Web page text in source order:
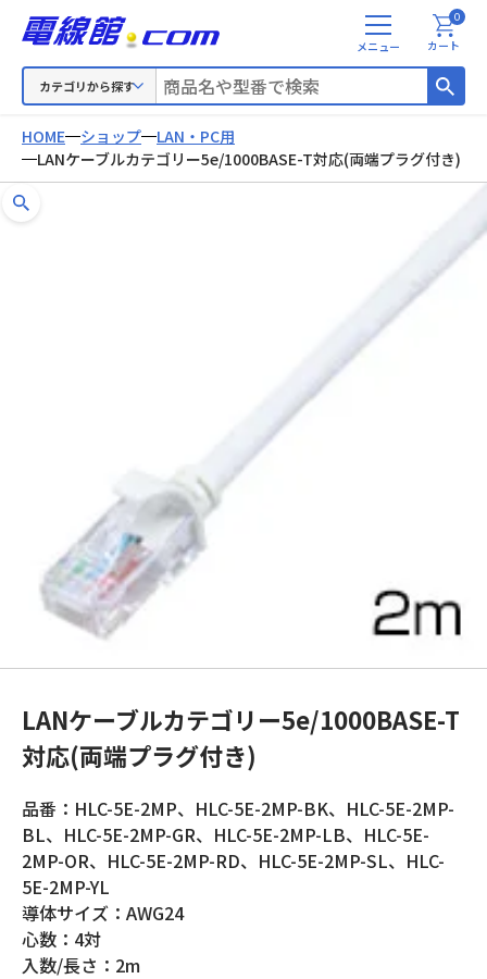
カテゴリから探す
メ
ニ
カート
0
HOME ショップ
LAN・PC用
LANケーブルカテゴリー5e/1000BASE-T対応(両端プラグ付き)
LANケーブルカテゴリー5e/1000BASE-T
対応(両端プラグ付き)
品番：HLC-5E-2MP、HLC-5E-2MP-BK、HLC-5E-2MP-
BL、HLC-5E-2MP-GR、HLC-5E-2MP-LB、HLC-5E-
2MP-OR、HLC-5E-2MP-RD、HLC-5E-2MP-SL、HLC-
5E-2MP-YL
導体サイズ：AWG24
心数：4対
入数/長さ：2m